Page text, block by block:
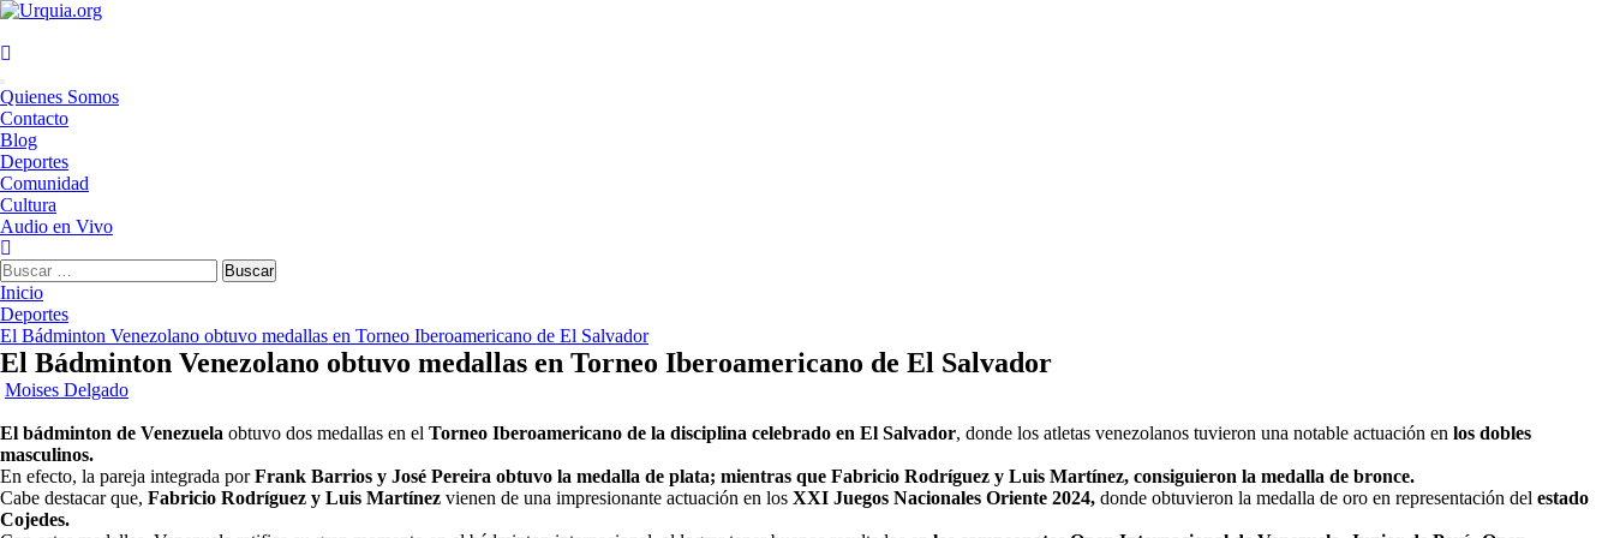
Saltar
contenido
Menú
principal
Quienes Somos
Contacto
Blog
Deportes
Comunidad
Cultura
Audio en Vivo
Buscar:
Inicio
Deportes
El Bádminton Venezolano obtuvo medallas en Torneo Iberoamericano de El Salvador
El Bádminton Venezolano obtuvo medallas en Torneo Iberoamericano de El Salvador
Moises Delgado
El bádminton de Venezuela obtuvo dos medallas en el Torneo Iberoamericano de la disciplina celebrado en El Salvador, donde los atletas venezolanos tuvieron una notable actuación en los dobles
masculinos.
En efecto, la pareja integrada porFrank Barrios y José Pereira obtuvo la medalla de plata; mientras que Fabricio Rodríguez y Luis Martínez, consiguieron la medalla de bronce.
Cabe destacar que, Fabricio Rodríguez y Luis Martínez vienen de una impresionante actuación en los XXI Juegos Nacionales Oriente 2024, donde obtuvieron la medalla de oro en representación del estado
Cojedes.